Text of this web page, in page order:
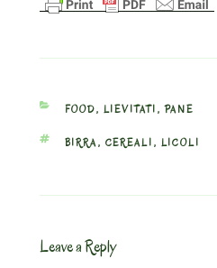
CATEGORIES
FOOD, LIEVITATI ,PANE
TAGS
BIRRA, CEREALI , LICOLI
Leave a Reply